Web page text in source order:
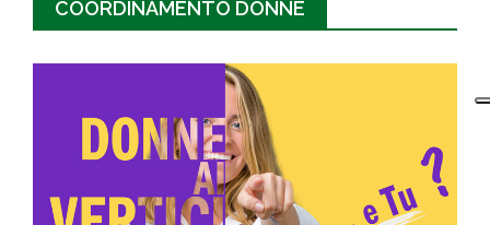
COORDINAMENTO DONNE